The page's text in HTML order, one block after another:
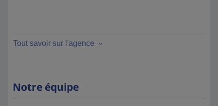
Tout savoir sur l'agence
Notre équipe